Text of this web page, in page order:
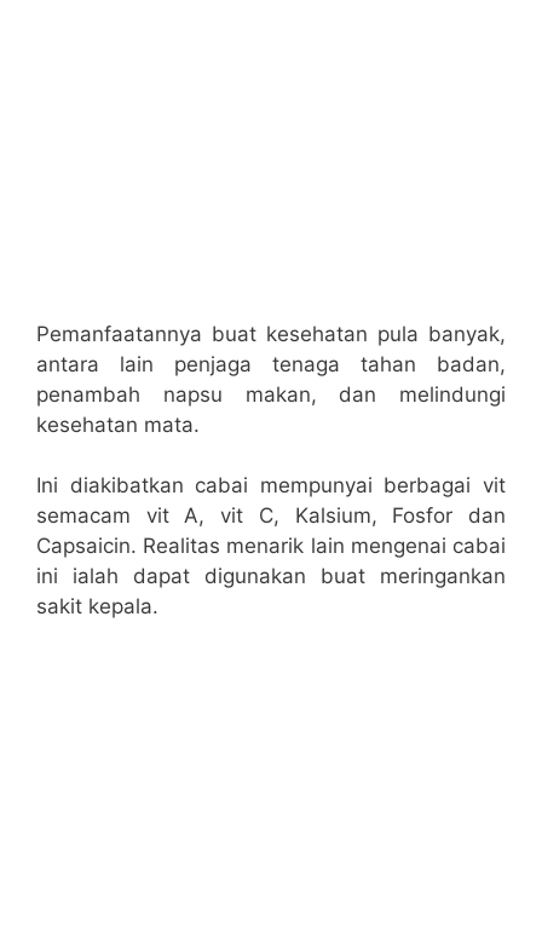
Pemanfaatannya buat kesehatan pula banyak,
antara lain penjaga tenaga tahan badan,
penambah napsu makan, dan melindungi
kesehatan mata.
Ini diakibatkan cabai mempunyai berbagai vit
semacam vit A, vit C, Kalsium, Fosfor dan
Capsaicin. Realitas menarik lain mengenai cabai
ini ialah dapat digunakan buat meringankan
sakit kepala.